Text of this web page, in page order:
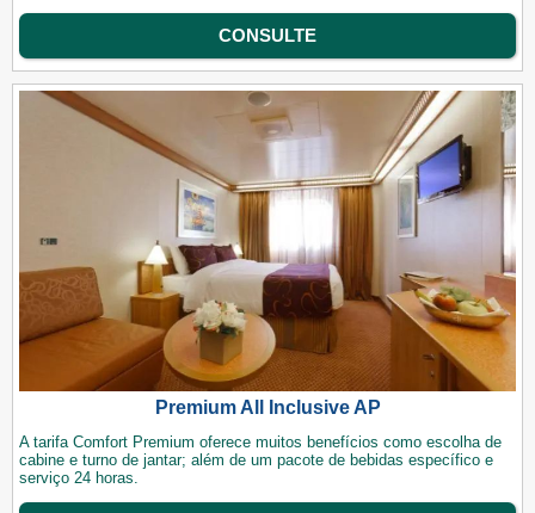
CONSULTE
Premium All Inclusive AP
A tarifa Comfort Premium oferece muitos benefícios como escolha de
cabine e turno de jantar; além de um pacote de bebidas específico e
serviço 24 horas.